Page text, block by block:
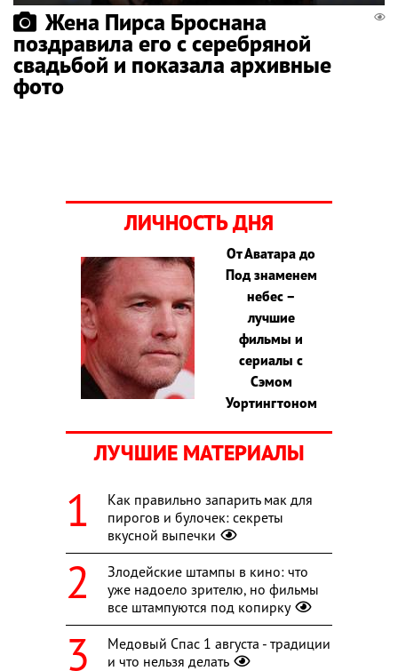
Жена Пирса Броснана
поздравила его с серебряной
свадьбой и показала архивные
фото
ЛИЧНОСТЬ ДНЯ
От Аватара до
Под знаменем
небес –
лучшие
фильмы и
сериалы с
Сэмом
Уортингтоном
ЛУЧШИЕ МАТЕРИАЛЫ
Как правильно запарить мак для
пирогов и булочек: секреты
вкусной выпечки
Злодейские штампы в кино: что
уже надоело зрителю, но фильмы
все штампуются под копирку
Медовый Спас 1 августа - традиции
и что нельзя делать